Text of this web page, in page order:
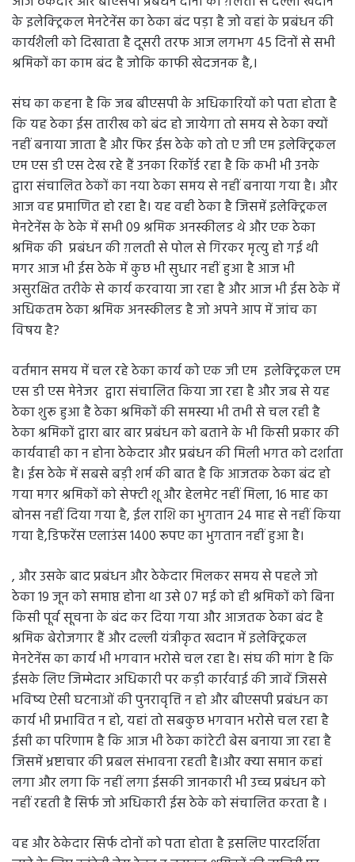
संघ का कहना है कि जब बीएसपी के अधिकारियों को पता होता है
कि यह ठेका ईस तारीख को बंद हो जायेगा तो समय से ठेका क्यों
नहीं बनाया जाता है और फिर ईस ठेके को तो ए जी एम इलेक्ट्रिकल
एम एस डी एस देख रहे हैं उनका रिकॉर्ड रहा है कि कभी भी उनके
द्वारा संचालित ठेकों का नया ठेका समय से नहीं बनाया गया है। और
आज वह प्रमाणित हो रहा है। यह वही ठेका है जिसमें इलेक्ट्रिकल
मेनटेनेंस के ठेके में सभी 09 श्रमिक अनस्कीलड थे और एक ठेका
श्रमिक की प्रबंधन की ग़लती से पोल से गिरकर मृत्यु हो गई थी
मगर आज भी ईस ठेके में कुछ भी सुधार नहीं हुआ है आज भी
असुरक्षित तरीके से कार्य करवाया जा रहा है और आज भी ईस ठेके में
अधिकतम ठेका श्रमिक अनस्कीलड है जो अपने आप में जांच का
विषय है?
वर्तमान समय में चल रहे ठेका कार्य को एक जी एम इलेक्ट्रिकल एम
एस डी एस मेनेजर द्वारा संचालित किया जा रहा है और जब से यह
ठेका शुरू हुआ है ठेका श्रमिकों की समस्या भी तभी से चल रही है
ठेका श्रमिकों द्वारा बार बार प्रबंधन को बताने के भी किसी प्रकार की
कार्यवाही का न होना ठेकेदार और प्रबंधन की मिली भगत को दर्शाता
है। ईस ठेके में सबसे बड़ी शर्म की बात है कि आजतक ठेका बंद हो
गया मगर श्रमिकों को सेफ्टी शू और हेलमेट नहीं मिला, 16 माह का
बोनस नहीं दिया गया है, ईल राशि का भुगतान 24 माह से नहीं किया
गया है,डिफरेंस एलाउंस 1400 रूपए का भुगतान नहीं हुआ है।
, और उसके बाद प्रबंधन और ठेकेदार मिलकर समय से पहले जो
ठेका 19 जून को समाप्त होना था उसे 07 मई को ही श्रमिकों को बिना
किसी पूर्व सूचना के बंद कर दिया गया और आजतक ठेका बंद है
श्रमिक बेरोजगार हैं और दल्ली यंत्रीकृत खदान में इलेक्ट्रिकल
मेनटेनेंस का कार्य भी भगवान भरोसे चल रहा है। संघ की मांग है कि
ईसके लिए जिम्मेदार अधिकारी पर कड़ी कार्रवाई की जावें जिससे
भविष्य ऐसी घटनाओं की पुनरावृत्ति न हो और बीएसपी प्रबंधन का
कार्य भी प्रभावित न हो, यहां तो सबकुछ भगवान भरोसे चल रहा है
ईसी का परिणाम है कि आज भी ठेका कांटेटी बेस बनाया जा रहा है
जिसमें भ्रष्टाचार की प्रबल संभावना रहती है।और क्या समान कहां
लगा और लगा कि नहीं लगा ईसकी जानकारी भी उच्च प्रबंधन को
नहीं रहती है सिर्फ जो अधिकारी ईस ठेके को संचालित करता है ।
वह और ठेकेदार सिर्फ दोनों को पता होता है इसलिए पारदर्शिता
लाने के लिए कांटेटी बेस ठेका न बनाकर श्रमिकों की हाजिरी पर
ठेका बनाया जावे। ठेका प्रारंभ होने के विषय पर प्रबंधन से बातचीत
करने पर उनके द्वारा आश्वासन दिया गया है कि ईस माह के अंत तक
ठेका शुरू हो जायेगा।